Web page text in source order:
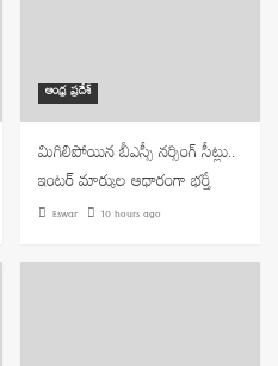
ఆంధ్ర ప్రదేశ్
మిగిలిపోయిన బీఎస్సీ నర్సింగ్ సీట్లు..
ఇంటర్ మార్కుల ఆధారంగా భర్తీ
Eswar 10 hours ago